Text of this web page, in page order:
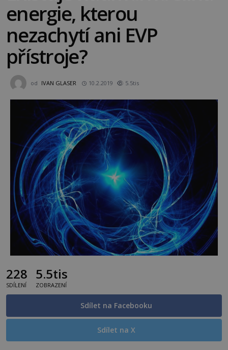
energie, kterou
nezachytí ani EVP
přístroje?
od IVAN GLASER 10.2.2019 5.5tis
228
SDÍLENÍ
5.5tis
ZOBRAZENÍ
Sdílet na Facebooku
Sdílet na X